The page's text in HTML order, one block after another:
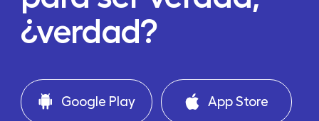
¿verdad?
Google Play App Store